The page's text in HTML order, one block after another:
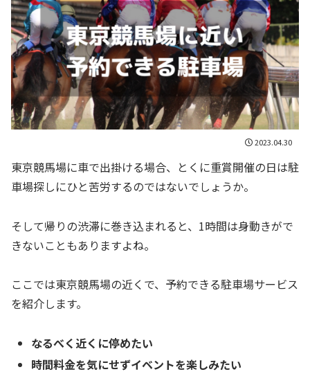
2023.04.30
東京競馬場に車で出掛ける場合、とくに重賞開催の日は駐
車場探しにひと苦労するのではないでしょうか。
そして帰りの渋滞に巻き込まれると、1時間は身動きがで
きないこともありますよね。
ここでは東京競馬場の近くで、予約できる駐車場サービス
を紹介します。
なるべく近くに停めたい
時間料金を気にせずイベントを楽しみたい